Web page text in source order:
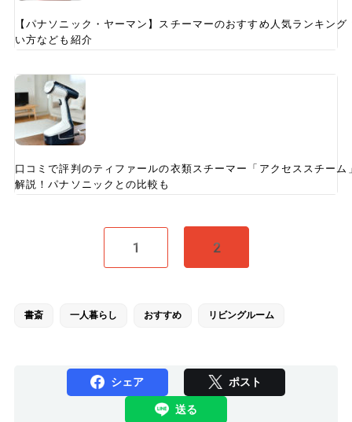
【パナソニック・ヤーマン】スチーマーのおすすめ人気ランキ
い方なども紹介
口コミで評判のティファールの衣類スチーマー「アクセススチーム
解説！パナソニックとの比較も
1 2
書斎 一人暮らし おすすめ リビングルーム
シェア ポスト
送る